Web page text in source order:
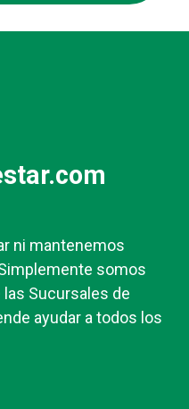
ni mantenemos
somos
Sucursales de
ayudar a todos los